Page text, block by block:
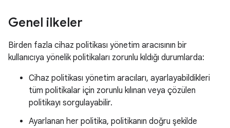
Genel ilkeler
Birden fazla cihaz politikası yönetim aracısının bir
kullanıcıya yönelik politikaları zorunlu kıldığı durumlarda:
Cihaz politikası yönetim aracıları, ayarlayabildikleri
tüm politikalar için zorunlu kılınan veya çözülen
politikayı sorgulayabilir.
Ayarlanan her politika, politikanın doğru şekilde